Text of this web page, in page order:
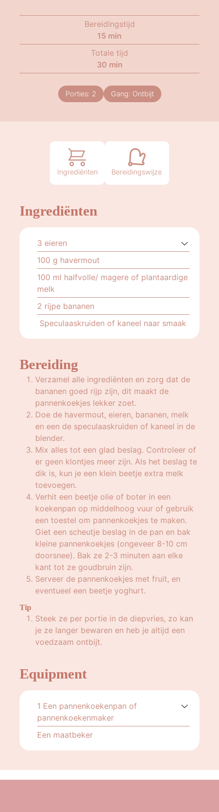
Bereidingstijd
15 min
Totale tijd
30 min
Porties: 2 Gang: Ontbijt
Ingrediënten Bereidingswijze
Ingrediënten
3 eieren
100 g havermout
100 ml halfvolle/ magere of plantaardige
melk
2 rijpe bananen
Speculaaskruiden of kaneel naar smaak
Bereiding
Verzamel alle ingrediënten en zorg dat de
bananen goed rijp zijn, dit maakt de
pannenkoekjes lekker zoet.
Doe de havermout, eieren, bananen, melk
en een de speculaaskruiden of kaneel in de
blender.
Mix alles tot een glad beslag. Controleer of
er geen klontjes meer zijn. Als het beslag te
dik is, kun je een klein beetje extra melk
toevoegen.
Verhit een beetje olie of boter in een
koekenpan op middelhoog vuur of gebruik
een toestel om pannenkoekjes te maken.
Giet een scheutje beslag in de pan en bak
kleine pannenkoekjes (ongeveer 8-10 cm
doorsnee). Bak ze 2-3 minuten aan elke
kant tot ze goudbruin zijn.
Serveer de pannenkoekjes met fruit, en
eventueel een beetje yoghurt.
Tip
Steek ze per portie in de diepvries, zo kan
je ze langer bewaren en heb je altijd een
voedzaam ontbijt.
Equipment
1 Een pannenkoekenpan of
pannenkoekenmaker
Een maatbeker